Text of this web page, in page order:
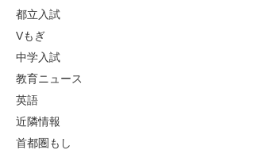
都立入試
Vもぎ
中学入試
教育ニュース
英語
近隣情報
首都圏もし